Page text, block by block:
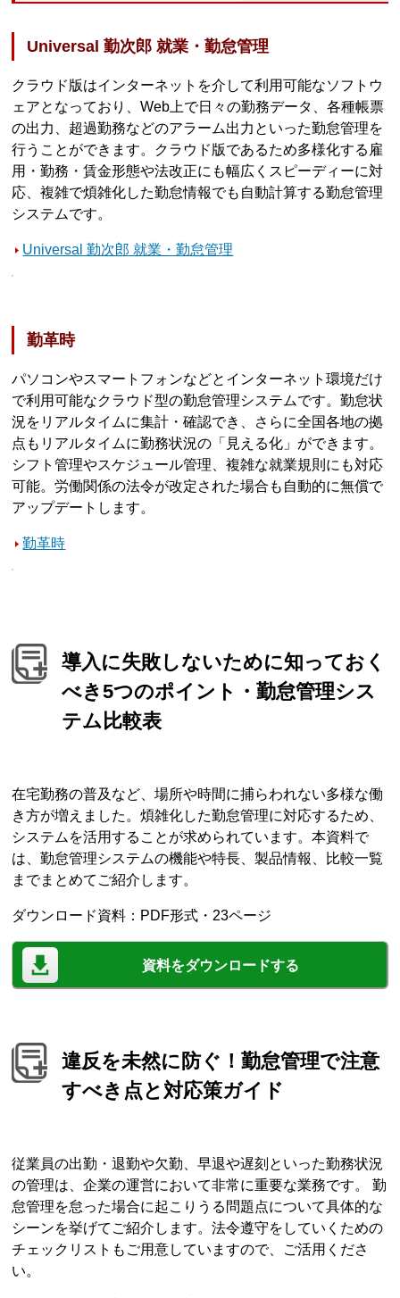
Universal 勤次郎 就業・勤怠管理
クラウド版はインターネットを介して利用可能なソフトウ
ェアとなっており、Web上で日々の勤務データ、各種帳票
の出力、超過勤務などのアラーム出力といった勤怠管理を
行うことができます。クラウド版であるため多様化する雇
用・勤務・賃金形態や法改正にも幅広くスピーディーに対
応、複雑で煩雑化した勤怠情報でも自動計算する勤怠管理
システムです。
Universal 勤次郎 就業・勤怠管理
勤革時
パソコンやスマートフォンなどとインターネット環境だけ
で利用可能なクラウド型の勤怠管理システムです。勤怠状
況をリアルタイムに集計・確認でき、さらに全国各地の拠
点もリアルタイムに勤務状況の「見える化」ができます。
シフト管理やスケジュール管理、複雑な就業規則にも対応
可能。労働関係の法令が改定された場合も自動的に無償で
アップデートします。
勤革時
導入に失敗しないために知っておく
べき5つのポイント・勤怠管理シス
テム比較表
在宅勤務の普及など、場所や時間に捕らわれない多様な働
き方が増えました。煩雑化した勤怠管理に対応するため、
システムを活用することが求められています。本資料で
は、勤怠管理システムの機能や特長、製品情報、比較一覧
までまとめてご紹介します。
ダウンロード資料：PDF形式・23ページ
資料をダウンロードする
違反を未然に防ぐ！勤怠管理で注意
すべき点と対応策ガイド
従業員の出勤・退勤や欠勤、早退や遅刻といった勤務状況
の管理は、企業の運営において非常に重要な業務です。 勤
怠管理を怠った場合に起こりうる問題点について具体的な
シーンを挙げてご紹介します。法令遵守をしていくための
チェックリストもご用意していますので、ご活用くださ
い。